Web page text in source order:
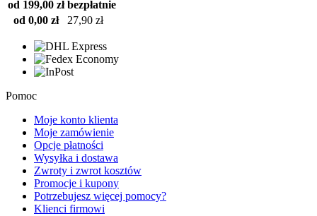
od 199,00 zł bezpłatnie
od 0,00 zł
27,90 zł
Pomoc
Moje konto klienta
Moje zamówienie
Opcje płatności
Wysyłka i dostawa
Zwroty i zwrot kosztów
Promocje i kupony
Potrzebujesz więcej pomocy?
Klienci firmowi